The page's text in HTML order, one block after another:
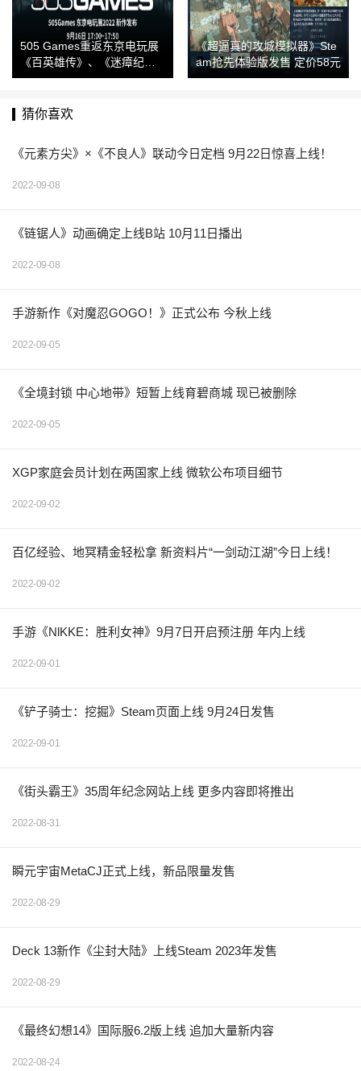
505 Games重返东京电玩展
《百英雄传》、《迷瘴纪
事》将发布新情报
《超逼真的攻城模拟器》Ste
am抢先体验版发售 定价58元
猜你喜欢
《元素方尖》×《不良人》联动今日定档 9月22日惊喜上线！
2022-09-08
《链锯人》动画确定上线B站 10月11日播出
2022-09-08
手游新作《对魔忍GOGO！》正式公布 今秋上线
2022-09-05
《全境封锁 中心地带》短暂上线育碧商城 现已被删除
2022-09-05
XGP家庭会员计划在两国家上线 微软公布项目细节
2022-09-02
百亿经验、地冥精金轻松拿 新资料片“一剑动江湖”今日上线！
2022-09-02
手游《NlKKE：胜利女神》9月7日开启预注册 年内上线
2022-09-01
《铲子骑士：挖掘》Steam页面上线 9月24日发售
2022-09-01
《街头霸王》35周年纪念网站上线 更多内容即将推出
2022-08-31
瞬元宇宙MetaCJ正式上线，新品限量发售
2022-08-29
Deck 13新作《尘封大陆》上线Steam 2023年发售
2022-08-29
《最终幻想14》国际服6.2版上线 追加大量新内容
2022-08-24